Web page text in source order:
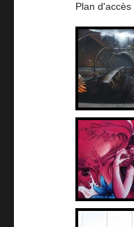
Plan d'accès